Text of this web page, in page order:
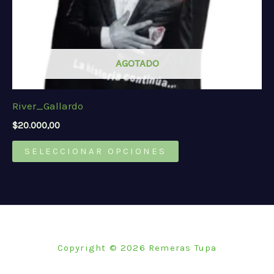
producto
AGOTADO
River_Gallardo
$20.000,00
SELECCIONAR OPCIONES
Este
producto
opciones
Copyright © 2026 Remeras Tupa